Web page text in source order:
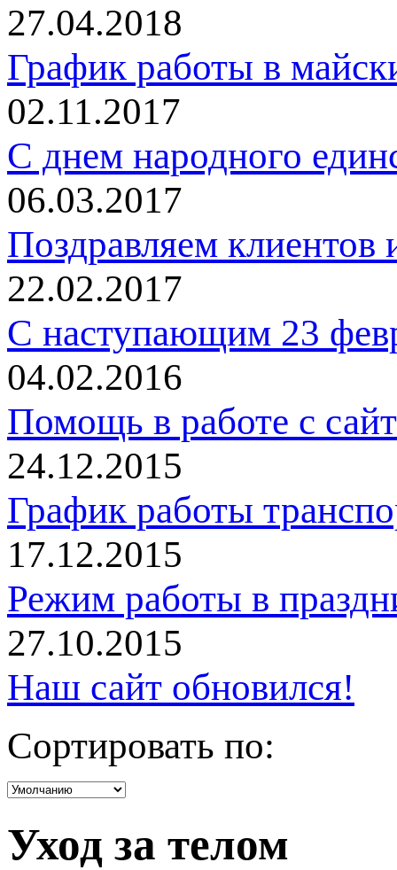
27.04.2018
График работы в
02.11.2017
C днем народного
06.03.2017
Поздравляем клиентов
22.02.2017
С наступающим 23
04.02.2016
Помощь в работе с
24.12.2015
График работы
17.12.2015
Режим работы в
27.10.2015
Наш сайт обновился!
Сортировать по:
Уход за телом